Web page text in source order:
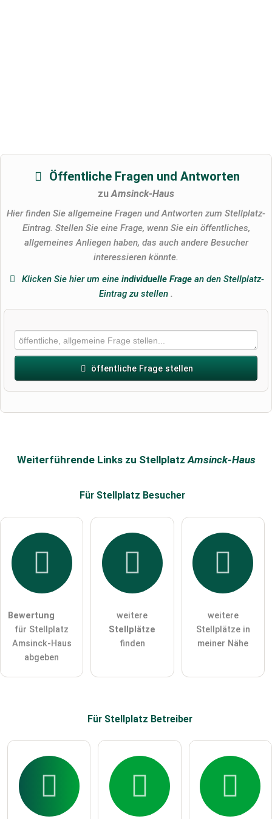
Öffentliche Fragen und Antworten
zu Amsinck-Haus
Hier finden Sie allgemeine Fragen und Antworten zum Stellplatz-
Eintrag. Stellen Sie eine Frage, wenn Sie ein öffentliches,
allgemeines Anliegen haben, das auch andere Besucher
interessieren könnte.
Klicken Sie hier um eineindividuelle Frage an den Stellplatz-
Eintrag zu stellen .
öffentliche Frage stellen
E-Mail-Adresse (wird nicht veröffentlicht)
Hiermit akzeptiere ich die .
öffentliche Frage stellen Abbrechen
Hinweis:Bitte beachten Sie, öffentliche Fragen sind
Weiterführende Links zu StellplatzAmsinck-Haus
Für Stellplatz Besucher
Bewertung
für Stellplatz
Amsinck-Haus
abgeben
weitere
Stellplätze
finden
weitere
Stellplätze in
meiner Nähe
Für Stellplatz Betreiber